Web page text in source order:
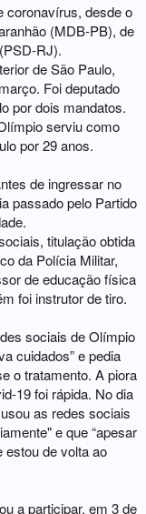
coronavírus, desde o
(MDB-PB), de
RJ).
de São Paulo,
Foi deputado
por dois mandatos.
serviu como
por 29 anos.
de ingressar no
passado pelo Partido
titulação obtida
da Polícia Militar,
de educação física
foi instrutor de tiro.
sociais de Olímpio
cuidados” e pedia
o tratamento. A piora
19 foi rápida. No dia
as redes sociais
e que “apesar
estou de volta ao
a participar, em 3 de